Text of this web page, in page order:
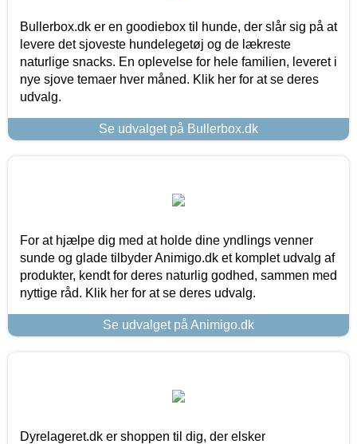
Bullerbox.dk er en goodiebox til hunde, der slår sig på at
levere det sjoveste hundelegetøj og de lækreste
naturlige snacks. En oplevelse for hele familien, leveret i
nye sjove temaer hver måned. Klik her for at se deres
udvalg.
Se udvalget på Bullerbox.dk
For at hjælpe dig med at holde dine yndlings venner
sunde og glade tilbyder Animigo.dk et komplet udvalg af
produkter, kendt for deres naturlig godhed, sammen med
nyttige råd. Klik her for at se deres udvalg.
Se udvalget på Animigo.dk
Dyrelageret.dk er shoppen til dig, der elsker